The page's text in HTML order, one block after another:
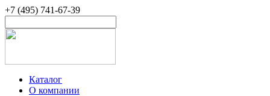
+7 (495) 741-67-39
Каталог
О компании